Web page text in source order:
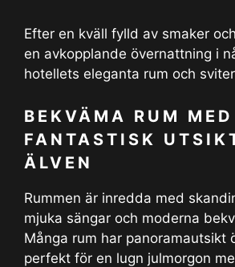
Efter en kväll fylld av smaker
en avkopplande övernattning i
hotellets eleganta rum och
BEKVÄMA RUM MED
FANTASTISK
ÄLVEN
Rummen är inredda med
mjuka sängar och moderna
Många rum har panoramautsikt
perfekt för en lugn julmorgon